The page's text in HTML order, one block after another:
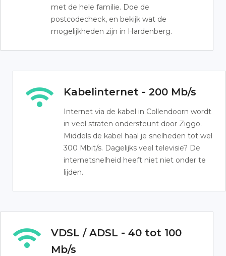
met de hele familie. Doe de
postcodecheck, en bekijk wat de
mogelijkheden zijn in Hardenberg.
Kabelinternet - 200 Mb/s
Internet via de kabel in Collendoorn wordt
in veel straten ondersteunt door Ziggo.
Middels de kabel haal je snelheden tot wel
300 Mbit/s. Dagelijks veel televisie? De
internetsnelheid heeft niet niet onder te
lijden.
VDSL / ADSL - 40 tot 100
Mb/s